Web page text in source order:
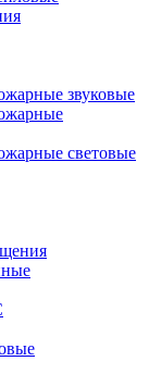
звуковые
световые